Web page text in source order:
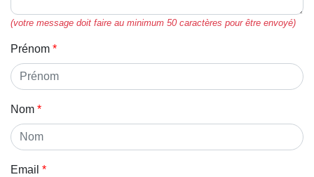
(votre message doit faire au minimum 50 caractères pour être envoyé)
Prénom
Nom
Email